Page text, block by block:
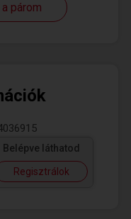
párom
Belépve láthatod
Regisztrálok